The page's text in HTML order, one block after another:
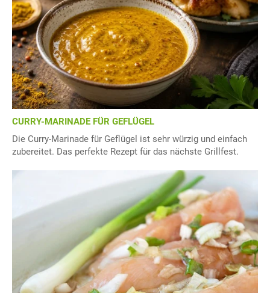
CURRY-MARINADE FÜR GEFLÜGEL
Die Curry-Marinade für Geflügel ist sehr würzig und einfach
zubereitet. Das perfekte Rezept für das nächste Grillfest.